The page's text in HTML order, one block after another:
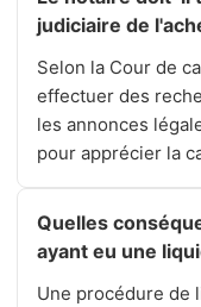
judiciaire de
Selon la Cour de
effectuer des
les annonces
pour apprécier la
Quelles
ayant eu une
Une procédure de